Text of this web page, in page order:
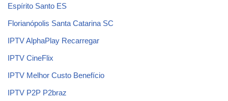
Espírito Santo ES
Florianópolis Santa Catarina SC
IPTV AlphaPlay Recarregar
IPTV CineFlix
IPTV Melhor Custo Benefício
IPTV P2P P2braz